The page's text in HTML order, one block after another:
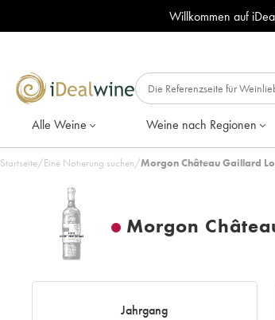
Willkommen auf
Alle Weine Weine nach Regionen
Startseite/Eine Notierung suchen/Morgon Château Gaillard
Morgon
Jahrgang